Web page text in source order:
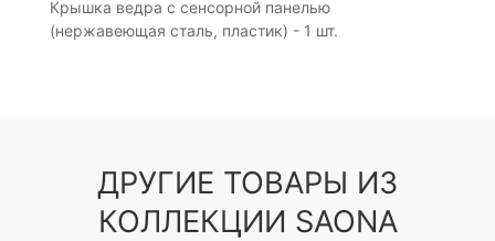
Крышка ведра с сенсорной панелью
(нержавеющая сталь, пластик) - 1 шт.
ДРУГИЕ ТОВАРЫ ИЗ
КОЛЛЕКЦИИ SAONA